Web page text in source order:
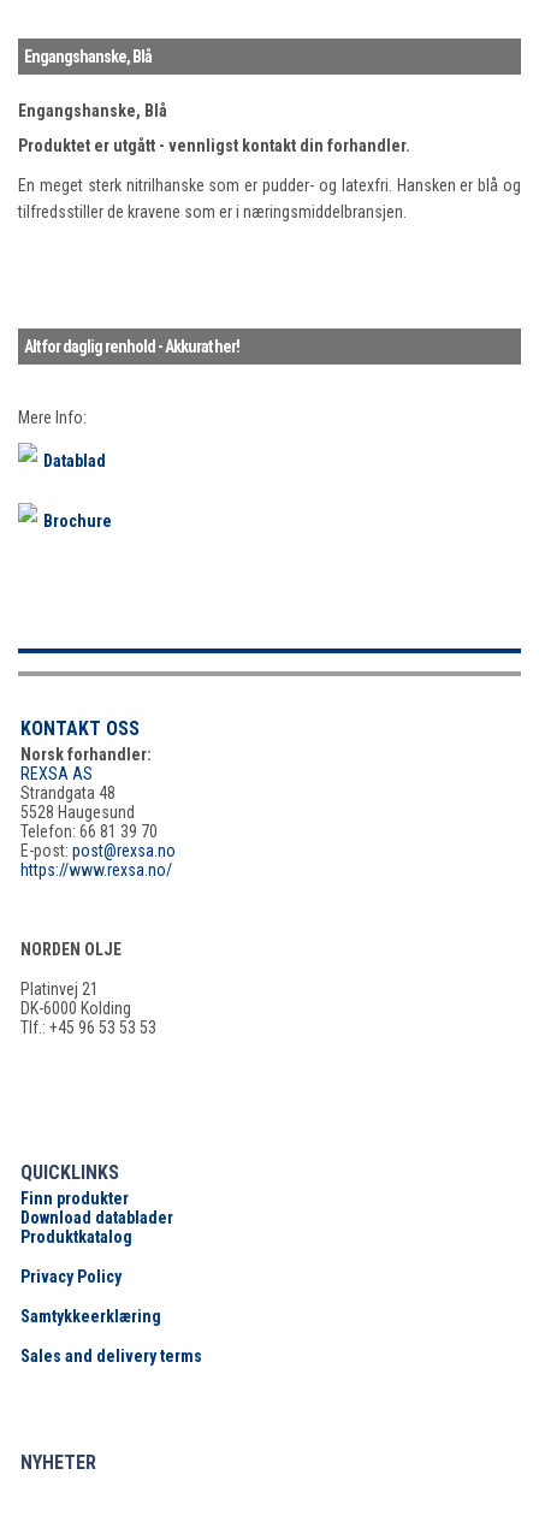
Engangshanske, Blå
Engangshanske, Blå
Produktet er utgått - vennligst kontakt din forhandler.
En meget sterk nitrilhanske som er pudder- og latexfri. Hansken er blå og
tilfredsstiller de kravene som er i næringsmiddelbransjen.
Alt for daglig renhold - Akkurat her!
Mere Info:
Datablad
Brochure
KONTAKT OSS
Norsk forhandler:
REXSA AS
Strandgata 48
5528 Haugesund
Telefon: 66 81 39 70
E-post: post@rexsa.no
https://www.rexsa.no/
NORDEN OLJE
Platinvej 21
DK-6000 Kolding
Tlf.: +45 96 53 53 53
QUICKLINKS
Finn produkter
Download datablader
Produktkatalog
Privacy Policy
Samtykkeerklæring
Sales and delivery terms
NYHETER